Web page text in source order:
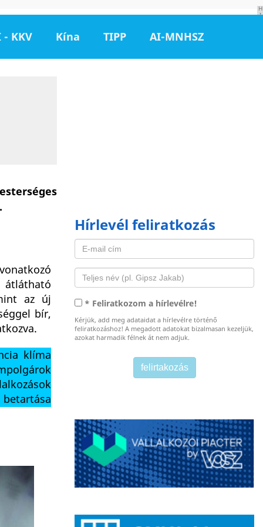
H
I
- KKV Kína TIPP AI-MNHSZ
az új
bír,
klíma
Hírlevél feliratkozás
* Feliratkozom a hírlevélre!
Kérjük, add meg adataidat a hírlevélre történő
feliratkozáshoz! A megadott adatokat bizalmasan kezeljük,
azokat harmadik félnek át nem adjuk.